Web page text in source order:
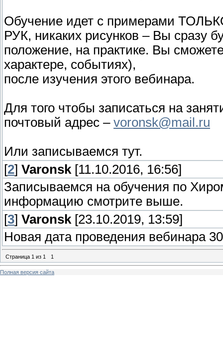
Обучение идет с примерами
РУК, никаких рисунков – Вы сразу
положение, на практике. Вы
характере, событиях),
после изучения этого вебинара.
Для того чтобы записаться на
почтовый адрес – voronsk@mail.ru
Или записываемся тут.
[2] Varonsk [11.10.2016, 16:56]
Записываемся на обучения по
информацию смотрите выше.
[3] Varonsk [23.10.2019, 13:59]
Новая дата проведения вебинара
Страница 1 из 1 1
Полная версия сайта